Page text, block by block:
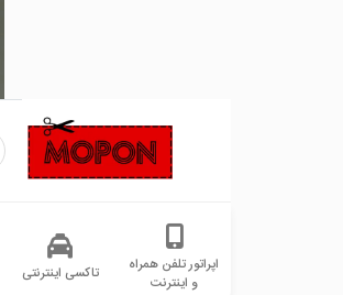
اپراتور تلفن همراه
و اینترنت
تاکسی اینترنتی